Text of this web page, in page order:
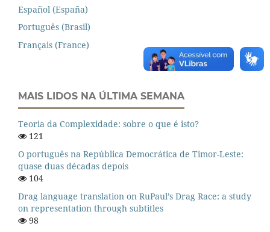
Español (España)
Português (Brasil)
Français (France)
MAIS LIDOS NA ÚLTIMA SEMANA
Teoria da Complexidade: sobre o que é isto?
121
O português na República Democrática de Timor-Leste:
quase duas décadas depois
104
Drag language translation on RuPaul’s Drag Race: a study
on representation through subtitles
98